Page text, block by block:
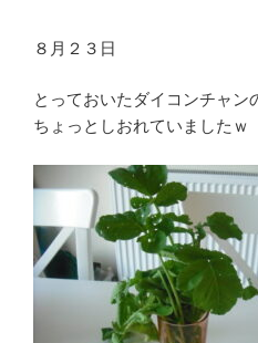
８月２３日
とっておいたダイコンチャン
ちょっとしおれていましたｗ